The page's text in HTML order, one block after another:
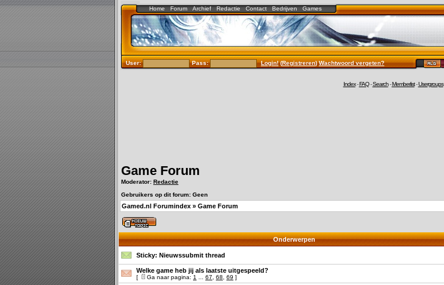
Home Forum Archief Redactie Contact Bedrijven Games
User: Pass: Login!(Registreren)Wachtwoord vergeten?
Index-FAQ-Search-Memberlist-Usergroups
Game Forum
Moderator: Redactie
Gebruikers op dit forum: Geen
Gamed.nl Forumindex » Game Forum
Onderwerpen
Sticky: Nieuwssubmit thread
Welke game heb jij als laatste uitgespeeld?
[ Ga naar pagina: 1 67 68 69 ]